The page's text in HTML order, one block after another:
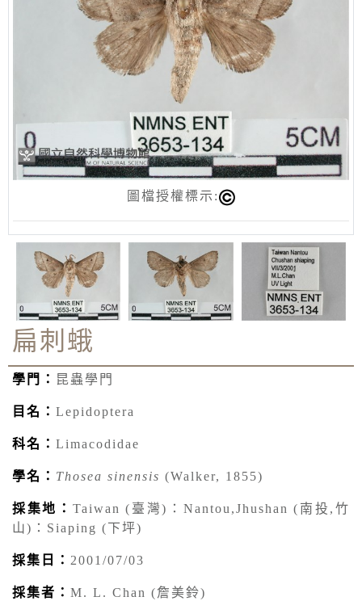
圖檔授權標示:
扁刺蛾
學門： 昆蟲學門
目名： Lepidoptera
科名： Limacodidae
學名： Thosea sinensis (Walker, 1855)
採集地： Taiwan (臺灣)：Nantou,Jhushan (南投,竹
山)：Siaping (下坪)
採集日： 2001/07/03
採集者： M. L. Chan (詹美鈴)